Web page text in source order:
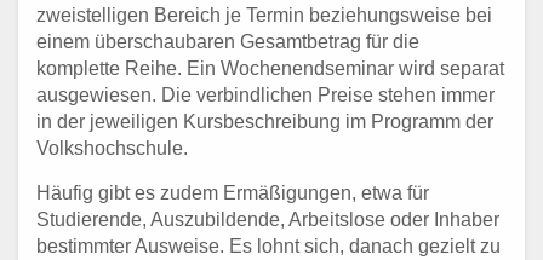
zweistelligen Bereich je Termin beziehungsweise bei
einem überschaubaren Gesamtbetrag für die
komplette Reihe. Ein Wochenendseminar wird separat
ausgewiesen. Die verbindlichen Preise stehen immer
in der jeweiligen Kursbeschreibung im Programm der
Volkshochschule.
Häufig gibt es zudem Ermäßigungen, etwa für
Studierende, Auszubildende, Arbeitslose oder Inhaber
bestimmter Ausweise. Es lohnt sich, danach gezielt zu